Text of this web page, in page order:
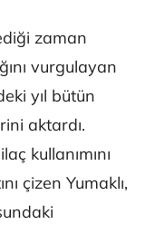
zaman
vurgulayan
yıl bütün
aktardı.
kullanımını
çizen Yumaklı,